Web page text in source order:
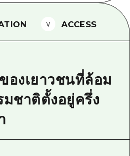
ลดรูปภาพ
รขนส่งระหว่างเกิดภัยพิบัติ
ACCESS
องเยาวชนที่ล้อม
มชาติตั้งอยู่ครึ่ง